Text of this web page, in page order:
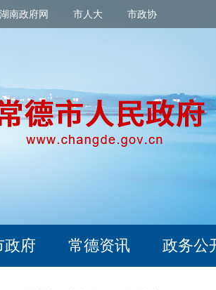
湖南政府网 市人大 市政协
政府 常德资讯 政务公